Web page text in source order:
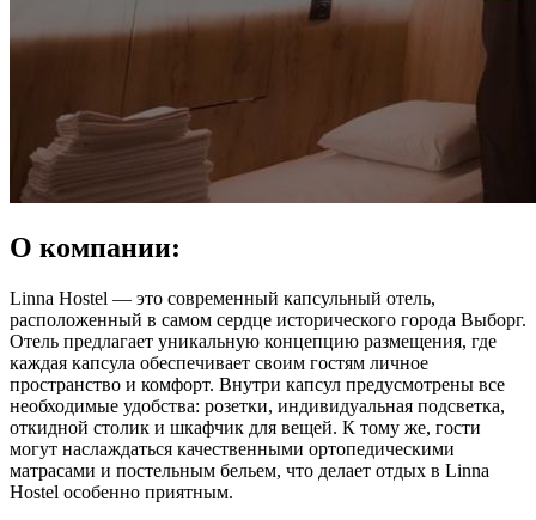
О компании:
Linna Hostel — это современный капсульный отель,
расположенный в самом сердце исторического города Выборг.
Отель предлагает уникальную концепцию размещения, где
каждая капсула обеспечивает своим гостям личное
пространство и комфорт. Внутри капсул предусмотрены все
необходимые удобства: розетки, индивидуальная подсветка,
откидной столик и шкафчик для вещей. К тому же, гости
могут наслаждаться качественными ортопедическими
матрасами и постельным бельем, что делает отдых в Linna
Hostel особенно приятным.